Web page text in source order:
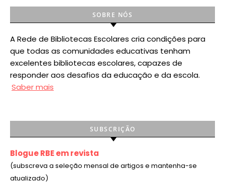
SOBRE NÓS
A Rede de Bibliotecas Escolares cria condições para
que todas as comunidades educativas tenham
excelentes bibliotecas escolares, capazes de
responder aos desafios da educação e da escola.
Saber mais
SUBSCRIÇÃO
Blogue RBE em revista
(subscreva a seleção mensal de artigos e mantenha-se
atualizado)